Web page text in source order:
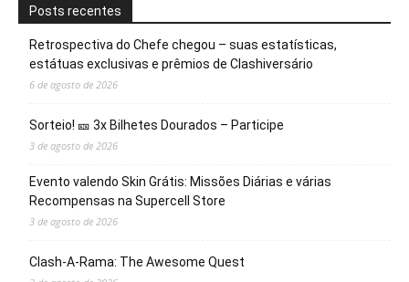
Posts recentes
Retrospectiva do Chefe chegou – suas estatísticas,
estátuas exclusivas e prêmios de Clashiversário
6 de agosto de 2026
Sorteio! 🎫 3x Bilhetes Dourados – Participe
3 de agosto de 2026
Evento valendo Skin Grátis: Missões Diárias e várias
Recompensas na Supercell Store
3 de agosto de 2026
Clash-A-Rama: The Awesome Quest